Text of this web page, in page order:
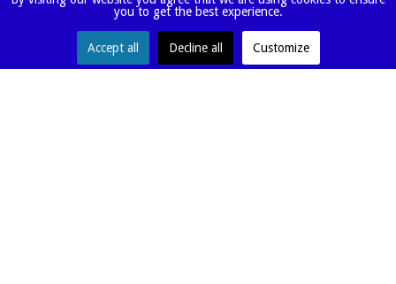
you to get the best experience.
Accept all Decline all Customize